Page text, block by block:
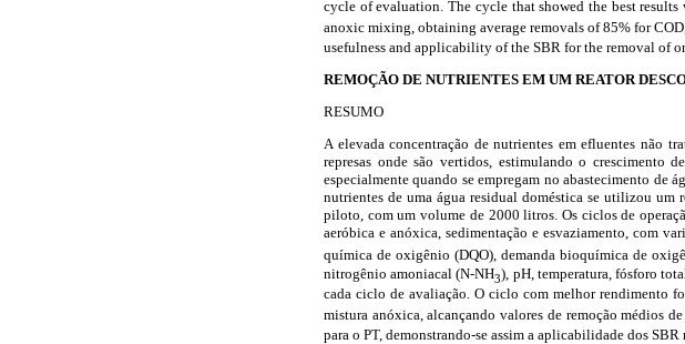
cycle of evaluation. The cycle that showed the best
anoxic mixing, obtaining average removals of 85% for
usefulness and applicability of the SBR for the removal of
REMOÇÃO DE NUTRIENTES EM UM REATOR
RESUMO
A elevada concentração de nutrientes em efluentes não
represas onde são vertidos, estimulando o crescimento
especialmente quando se empregam no abastecimento de
nutrientes de uma água residual doméstica se utilizou um
piloto, com um volume de 2000 litros. Os ciclos de
aeróbica e anóxica, sedimentação e esvaziamento, com
química de oxigênio (DQO), demanda bioquímica de
nitrogênio amoniacal (N-NH3), pH, temperatura, fósforo
cada ciclo de avaliação. O ciclo com melhor rendimento
mistura anóxica, alcançando valores de remoção médios
para o PT, demonstrando-se assim a aplicabilidade dos